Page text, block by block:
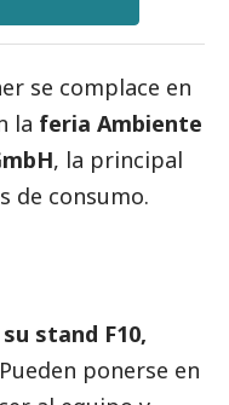
se complace en
la feria Ambiente
, la principal
de consumo.
su stand F10,
ponerse en